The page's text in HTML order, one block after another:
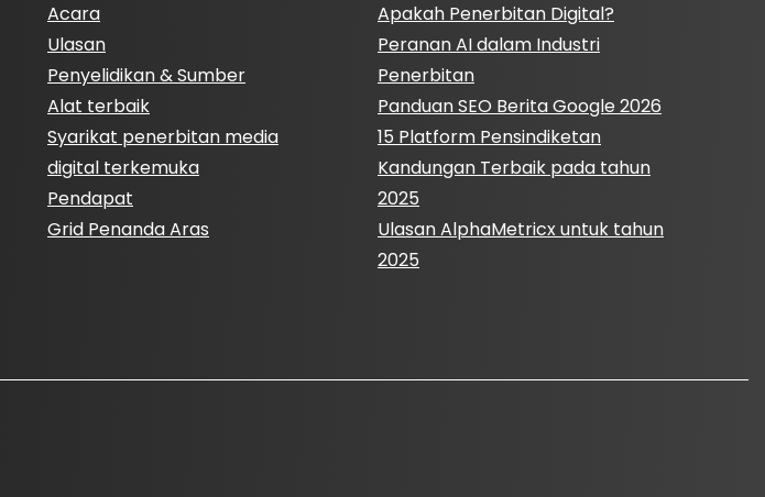
Acara
Ulasan
Penyelidikan & Sumber
Alat terbaik
Syarikat penerbitan media
digital terkemuka
Pendapat
Grid Penanda Aras
Apakah Penerbitan Digital?
Peranan AI dalam Industri
Penerbitan
Panduan SEO Berita Google 2026
15 Platform Pensindiketan
Kandungan Terbaik pada tahun
2025
Ulasan AlphaMetricx untuk tahun
2025